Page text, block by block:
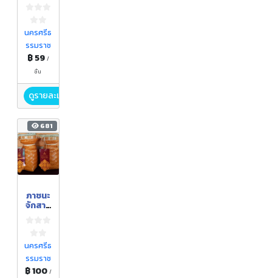
นครศรีธ
รรมราช
฿ 59 /
ชิ้น
ดูรายละเอียด
681
ภาชนะ
จักสาน
นครศรีธ
รรมราช
฿ 100 /